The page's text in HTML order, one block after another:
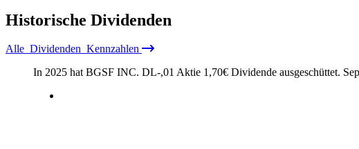
Historische Dividenden
Alle Dividenden Kennzahlen
In 2025 hat BGSF INC. DL-,01 Aktie 1,70€ Dividende ausgeschüttet.